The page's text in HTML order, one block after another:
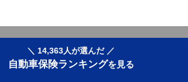
＼ 14,363人が選んだ ／
自動車保険ランキングを見る